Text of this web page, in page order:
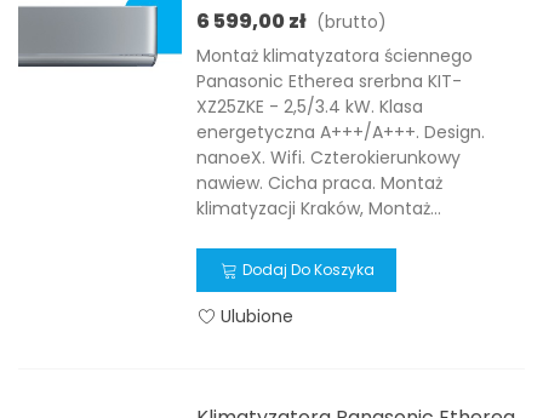
6 599,00 zł (brutto)
Montaż klimatyzatora ściennego
Panasonic Etherea srerbna KIT-
XZ25ZKE - 2,5/3.4 kW. Klasa
energetyczna A+++/A+++. Design.
nanoeX. Wifi. Czterokierunkowy
nawiew. Cicha praca. Montaż
klimatyzacji Kraków, Montaż...
Dodaj Do Koszyka
Ulubione